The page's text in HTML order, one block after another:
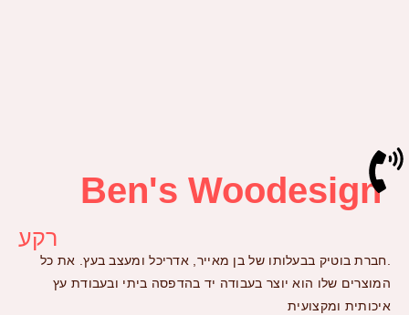
Ben's Woodesign
רקע
.חברת בוטיק בבעלותו של בן מאייר, אדריכל ומעצב בעץ. את כל
המוצרים שלו הוא יוצר בעבודה יד בהדפסה ביתי ובעבודת עץ
איכותית ומקצועית